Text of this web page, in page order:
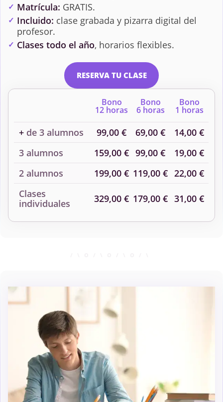
Matrícula: GRATIS.
Incluido: clase grabada y pizarra digital del
profesor.
Clases todo el año, horarios flexibles.
RESERVA TU CLASE
Bono
12 horas
Bono
6 horas
Bono
1 horas
+ de 3 alumnos 99,00 € 69,00 €
14,00 €
3 alumnos
159,00 € 99,00 €
19,00 €
2 alumnos
199,00 € 119,00 € 22,00 €
Clases
individuales
329,00 € 179,00 € 31,00 €